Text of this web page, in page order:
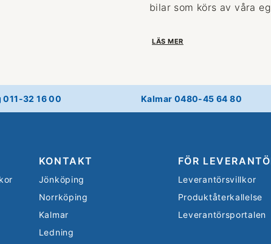
bilar som körs av våra
LÄS MER
32 16 00 Kalmar 0480-45 64 80
KONTAKT
Jönköping
Norrköping
Kalmar
Ledning
FÖR
Leverantörsvillkor
Produktåterkallelse
Leverantörsportalen